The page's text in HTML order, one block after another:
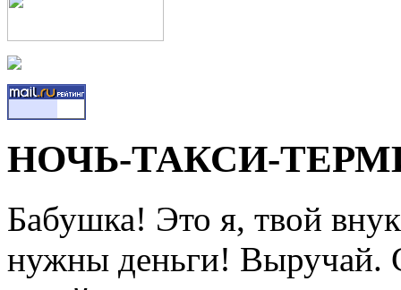
НОЧЬ-ТАКСИ-
Бабушка! Это я, твой
нужны деньги! Выручай.